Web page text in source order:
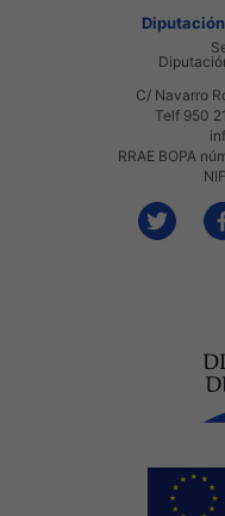
C/ Navarro
Telf 950
RRAE BOPA